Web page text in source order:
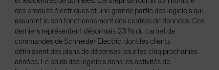
des produits électriques et une grande partie des logiciels qui
assurent le bon fonctionnement des centres de données. Ces
derniers représentent désormais 23 % du carnet de
commandes de Schneider Electric, dont les clients
définissent des plans de dépenses pour les cinq prochaines
années. Le poids des logiciels dans les activités de